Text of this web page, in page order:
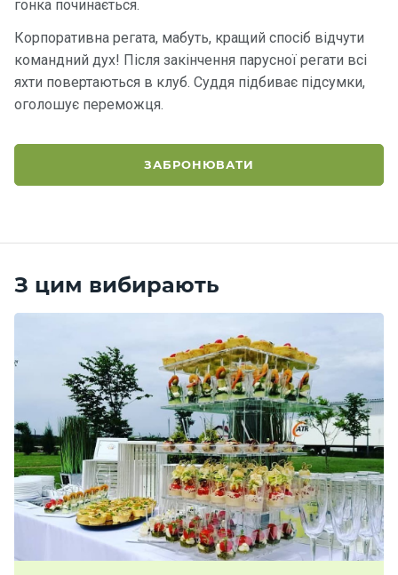
гонка починається.
Корпоративна регата, мабуть, кращий спосіб відчути
командний дух! Після закінчення парусної регати всі
яхти повертаються в клуб. Суддя підбиває підсумки,
оголошує переможця.
ЗАБРОНЮВАТИ
З цим вибирають